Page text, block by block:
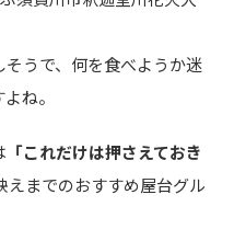
うで、何を食べようか迷
ね。
「これだけは押さえておき
えまでのおすすめ屋台グル